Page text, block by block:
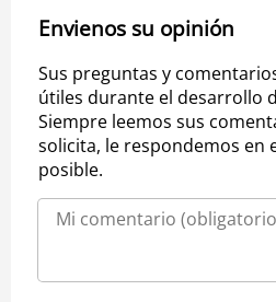
Envienos su opinión
Sus preguntas y
útiles durante el desarrollo
Siempre leemos sus
solicita, le respondemos en
posible.